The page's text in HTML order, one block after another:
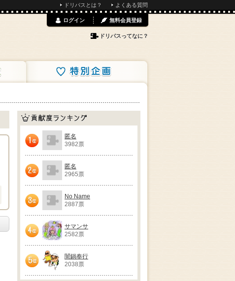
ドリパスとは？ よくある質問
特別企画
ログイン 無料会員登録
ドリパスってなに？
貢献度ランキング
1位
匿名
3982票
2位
匿名
2965票
3位
No Name
2887票
4位
サマンサ
2582票
5位
闇鍋奉行
2038票